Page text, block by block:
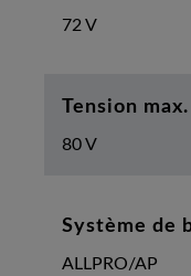
72 V
Tension max.
80 V
Système de
ALLPRO/AP